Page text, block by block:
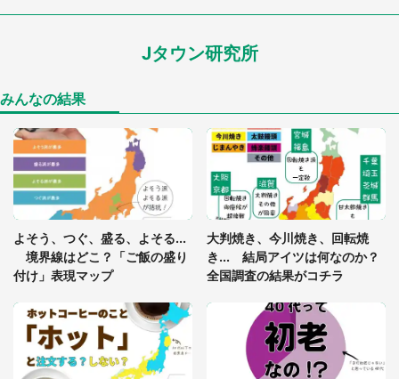
家に〝デカい蛾〟が居座り続けて3日間...ビビり続
「○○がない街に住んでいます」住人の呟きに30万
人驚がく 何が存在しないか、あなたはわかる？
「閉所恐怖症の私は新幹線で大パニック。隣席の青
年に『手を繋いで』とお願いしたら...」 体験談に
8万人感動
知らぬおじいさんがわざわざ声をかけてきて（兵庫
県・30代女性）
Jタウン研究所
みんなの結果
よそう、つぐ、盛る、よそる...
境界線はどこ？「ご飯の盛り
付け」表現マップ
大判焼き、今川焼き、回転焼
き... 結局アイツは何なのか？
全国調査の結果がコチラ